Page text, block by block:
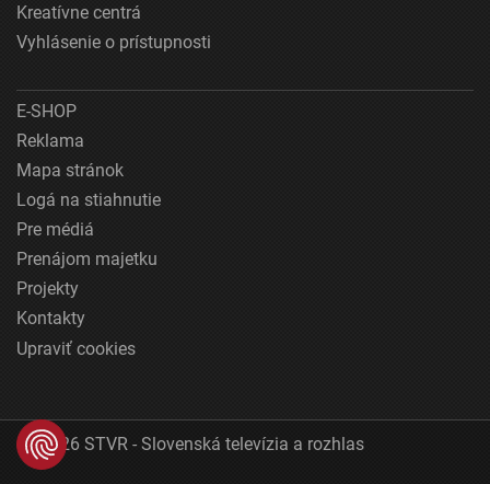
Kreatívne centrá
Vyhlásenie o prístupnosti
E-SHOP
Reklama
Mapa stránok
Logá na stiahnutie
Pre médiá
Prenájom majetku
Projekty
Kontakty
Upraviť cookies
© 2026 STVR - Slovenská televízia a rozhlas